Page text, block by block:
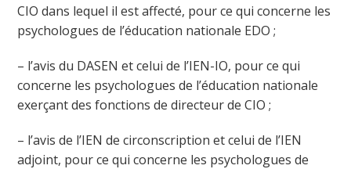
CIO dans lequel il est affecté, pour ce qui concerne les
psychologues de l’éducation nationale EDO ;
– l’avis du DASEN et celui de l’IEN-IO, pour ce qui
concerne les psychologues de l’éducation nationale
exerçant des fonctions de directeur de CIO ;
– l’avis de l’IEN de circonscription et celui de l’IEN
adjoint, pour ce qui concerne les psychologues de